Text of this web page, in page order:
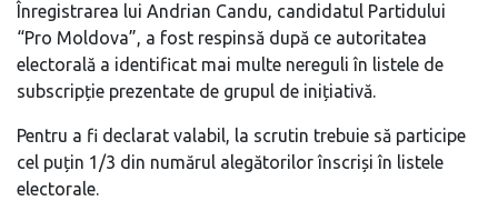
Înregistrarea lui Andrian Candu, candidatul Partidului
“Pro Moldova”, a fost respinsă după ce autoritatea
electorală a identificat mai multe nereguli în listele de
subscripție prezentate de grupul de inițiativă.
Pentru a fi declarat valabil, la scrutin trebuie să participe
cel puțin 1/3 din numărul alegătorilor înscriși în listele
electorale.